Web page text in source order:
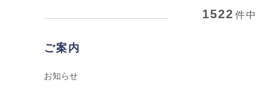
ご案内
お知らせ
1522 件中